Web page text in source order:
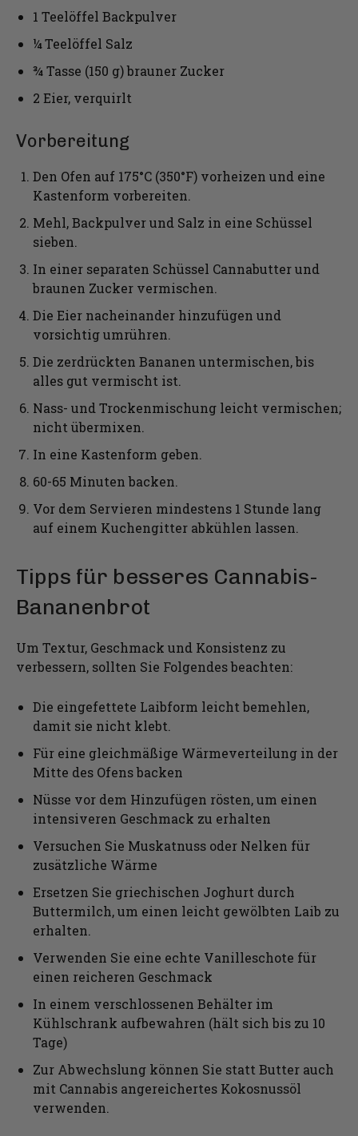
1 Teelöffel Backpulver
¼ Teelöffel Salz
¾ Tasse (150 g) brauner Zucker
2 Eier, verquirlt
Vorbereitung
Den Ofen auf 175°C (350°F) vorheizen und eine
Kastenform vorbereiten.
Mehl, Backpulver und Salz in eine Schüssel
sieben.
In einer separaten Schüssel Cannabutter und
braunen Zucker vermischen.
Die Eier nacheinander hinzufügen und
vorsichtig umrühren.
Die zerdrückten Bananen untermischen, bis
alles gut vermischt ist.
Nass- und Trockenmischung leicht vermischen;
nicht übermixen.
In eine Kastenform geben.
60-65 Minuten backen.
Vor dem Servieren mindestens 1 Stunde lang
auf einem Kuchengitter abkühlen lassen.
Tipps für besseres Cannabis-
Bananenbrot
Um Textur, Geschmack und Konsistenz zu
verbessern, sollten Sie Folgendes beachten:
Die eingefettete Laibform leicht bemehlen,
damit sie nicht klebt.
Für eine gleichmäßige Wärmeverteilung in der
Mitte des Ofens backen
Nüsse vor dem Hinzufügen rösten, um einen
intensiveren Geschmack zu erhalten
Versuchen Sie Muskatnuss oder Nelken für
zusätzliche Wärme
Ersetzen Sie griechischen Joghurt durch
Buttermilch, um einen leicht gewölbten Laib zu
erhalten.
Verwenden Sie eine echte Vanilleschote für
einen reicheren Geschmack
In einem verschlossenen Behälter im
Kühlschrank aufbewahren (hält sich bis zu 10
Tage)
Zur Abwechslung können Sie statt Butter auch
mit Cannabis angereichertes Kokosnussöl
verwenden.